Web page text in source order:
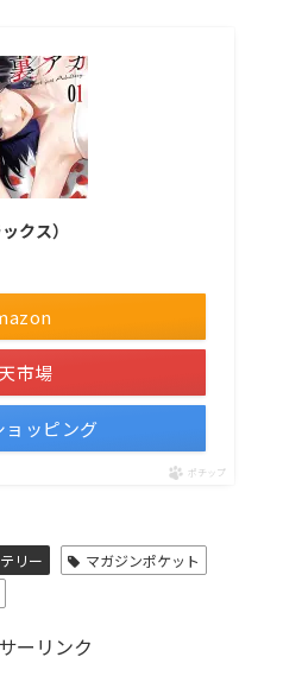
クス）
市場
ョッピング
ポチップ
リー
マガジンポケット
ーリンク